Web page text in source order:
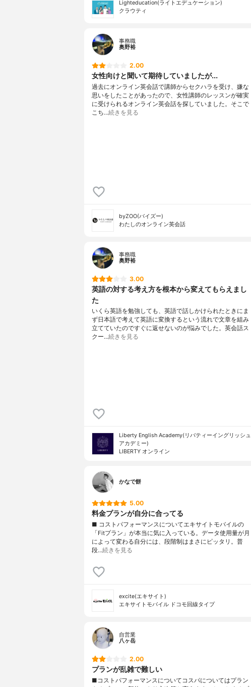
Lighteducation(ライトエデュケーション)
クラウティ
事務職
奥野裕
2.00
女性向けと聞いて期待していましたが...
過去にオンライン英会話で講師からセクハラを受け、嫌な
思いをしたことがあったので、女性講師のレッスンが確実
に受けられるオンライン英会話を探していました。そこで
こち…続きを見る
byZOO(バイズー)
わたしのオンライン英会話
事務職
奥野裕
3.00
英語の対する考え方を根本から変えてもらえまし
た
いくら英語を勉強しても、英語で話しかけられたときにま
ず日本語で考えて英語に変換するという流れで文章を組み
立てていたのですぐに返せないのが悩みでした。英会話ス
クー…続きを見る
Liberty English Academy(リバティーイングリッシュ
アカデミー)
LIBERTY オンライン
かなで餅
5.00
料金プランが自分に合ってる
■ コストパフォーマンスについてエキサイトモバイルの
「Fitプラン」が本当に気に入っている。データ使用量が月
によって変わる自分には、段階制はまさにピッタリ。普
段…続きを見る
excite(エキサイト)
エキサイトモバイル ドコモ回線タイプ
自営業
八ヶ岳
2.00
プランが乱雑で難しい
■コストパフォーマンスについてコスパについてはプラン